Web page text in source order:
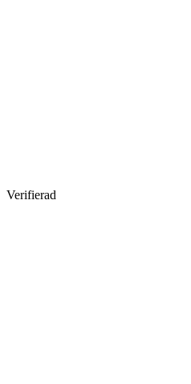
Verifierad